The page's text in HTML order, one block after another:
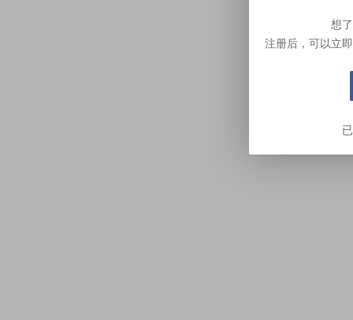
想
注册后，可以立